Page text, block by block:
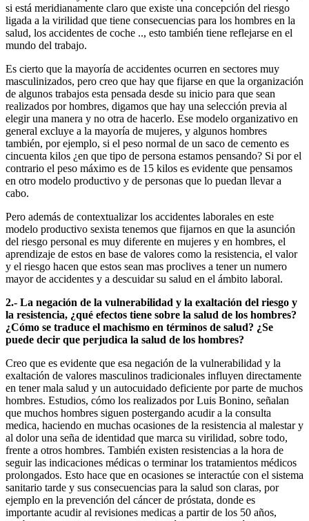
si está meridianamente claro que existe una concepción del riesgo
ligada a la virilidad que tiene consecuencias para los hombres en la
salud, los accidentes de coche .., esto también tiene reflejarse en el
mundo del trabajo.
Es cierto que la mayoría de accidentes ocurren en sectores muy
masculinizados, pero creo que hay que fijarse en que la organización
de algunos trabajos esta pensada desde su inicio para que sean
realizados por hombres, digamos que hay una selección previa al
elegir una manera y no otra de hacerlo. Ese modelo organizativo en
general excluye a la mayoría de mujeres, y algunos hombres
también, por ejemplo, si el peso normal de un saco de cemento es
cincuenta kilos ¿en que tipo de persona estamos pensando? Si por el
contrario el peso máximo es de 15 kilos es evidente que pensamos
en otro modelo productivo y de personas que lo puedan llevar a
cabo.
Pero además de contextualizar los accidentes laborales en este
modelo productivo sexista tenemos que fijarnos en que la asunción
del riesgo personal es muy diferente en mujeres y en hombres, el
aprendizaje de estos en base de valores como la resistencia, el valor
y el riesgo hacen que estos sean mas proclives a tener un numero
mayor de accidentes y a descuidar su salud en el ámbito laboral.
2.- La negación de la vulnerabilidad y la exaltación del riesgo y
la resistencia, ¿qué efectos tiene sobre la salud de los hombres?
¿Cómo se traduce el machismo en términos de salud? ¿Se
puede decir que perjudica la salud de los hombres?
Creo que es evidente que esa negación de la vulnerabilidad y la
exaltación de valores masculinos tradicionales influyen directamente
en tener mala salud y un autocuidado deficiente por parte de muchos
hombres. Estudios, cómo los realizados por Luis Bonino, señalan
que muchos hombres siguen postergando acudir a la consulta
medica, haciendo en muchas ocasiones de la resistencia al malestar y
al dolor una seña de identidad que marca su virilidad, sobre todo,
frente a otros hombres. También existen resistencias a la hora de
seguir las indicaciones médicas o terminar los tratamientos médicos
prolongados. Esto hace que en ocasiones se interactúe con el sistema
sanitario tarde y sus consecuencias para la salud son claras, por
ejemplo en la prevención del cáncer de próstata, donde es
importante acudir al revisiones medicas a partir de los 50 años,